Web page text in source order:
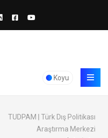
Koyu
TUDPAM | Türk Dış Politikası
Araştırma Merkezi